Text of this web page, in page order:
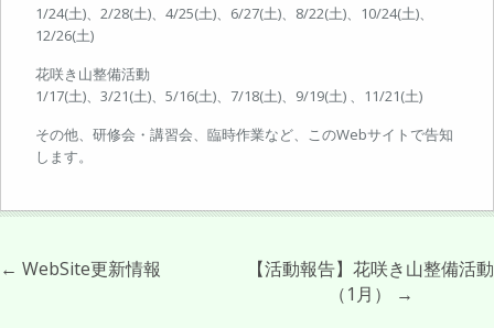
1/24(土)、2/28(土)、4/25(土)、6/27(土)、8/22(土)、10/24(土)、
12/26(土)
花咲き山整備活動
1/17(土)、3/21(土)、5/16(土)、7/18(土)、9/19(土) 、11/21(土)
その他、研修会・講習会、臨時作業など、このWebサイトで告知
します。
← WebSite更新情報
【活動報告】花咲き山整備活動
（1月）
→